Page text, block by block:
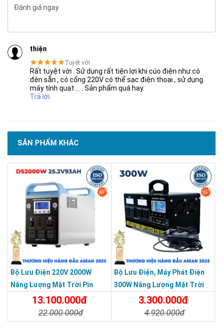
Đánh giá ngay
thiện
Tuyệt vời
Rất tuyệt vời . Sử dụng rất tiện lợi khi cúo điện như có
đèn sẵn , có cổng 220V có thể sạc điện thoại , sử dụng
máy tính quạt ... . Sản phẩm quá hay.
Trả lời
SẢN PHẨM KHÁC
40%
Bộ Lưu Điện 220V 2000W
Năng Lượng Mặt Trời Pin
25.2V93AH 2.046WH - Máy
Phát Điện 2KW
13.100.000đ
22.000.000đ
32%
Bộ Lưu Điện, Máy Phát Điện
300W Năng Lượng Mặt Trời
220V Pin 30AH MINI
3.300.000đ
4.920.000đ